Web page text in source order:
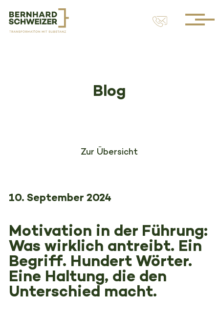
Blog
Zur Übersicht
10. September 2024
Motivation in der Führung:
Was wirklich antreibt. Ein
Begriff. Hundert Wörter.
Eine Haltung, die den
Unterschied macht.